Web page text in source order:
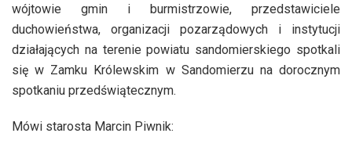
wójtowie gmin i burmistrzowie, przedstawiciele
duchowieństwa, organizacji pozarządowych i instytucji
działających na terenie powiatu sandomierskiego spotkali
się w Zamku Królewskim w Sandomierzu na dorocznym
spotkaniu przedświątecznym.
Mówi starosta Marcin Piwnik: